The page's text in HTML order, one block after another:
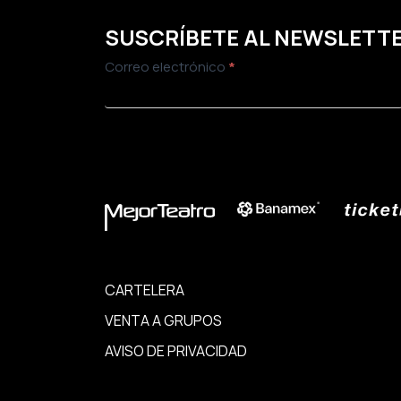
SUSCRÍBETE AL
Newsletter
Correo electrónico *
ENVIAR
CARTELERA
VENTA A GRUPOS
AVISO DE PRIVACIDAD